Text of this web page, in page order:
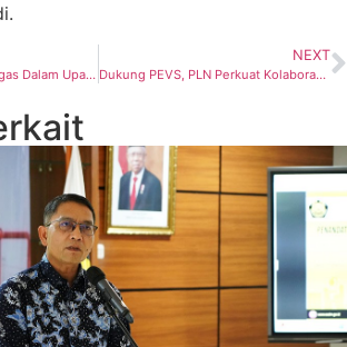
Ini Ya, Langkah SKK Migas Dalam Upaya Meningkatkan Produksi migas Nasional
NEXT
Dukung PEVS, PLN Perkuat Kolaborasi Kembangkan Ekosistem Kendaraan Listrik